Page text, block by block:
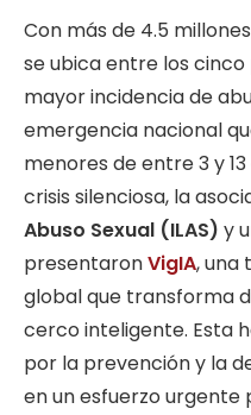
Con más de 4.5
se ubica entre los cinco
mayor incidencia de
emergencia nacional
menores de entre 3 y
crisis silenciosa, la
Abuso Sexual (ILAS) y
presentaronVigIA, una
global que transforma
cerco inteligente. Esta
por la prevención y la
en un esfuerzo urgente